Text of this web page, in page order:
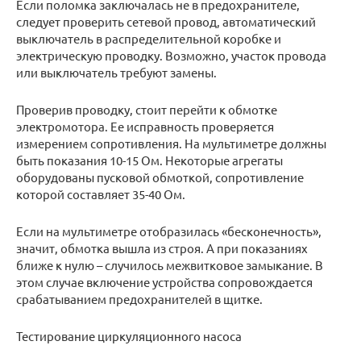
Если поломка заключалась не в предохранителе,
следует проверить сетевой провод, автоматический
выключатель в распределительной коробке и
электрическую проводку. Возможно, участок провода
или выключатель требуют замены.
Проверив проводку, стоит перейти к обмотке
электромотора. Ее исправность проверяется
измерением сопротивления. На мультиметре должны
быть показания 10-15 Ом. Некоторые агрегаты
оборудованы пусковой обмоткой, сопротивление
которой составляет 35-40 Ом.
Если на мультиметре отобразилась «бесконечность»,
значит, обмотка вышла из строя. А при показаниях
ближе к нулю – случилось межвитковое замыкание. В
этом случае включение устройства сопровождается
срабатыванием предохранителей в щитке.
Тестирование циркуляционного насоса